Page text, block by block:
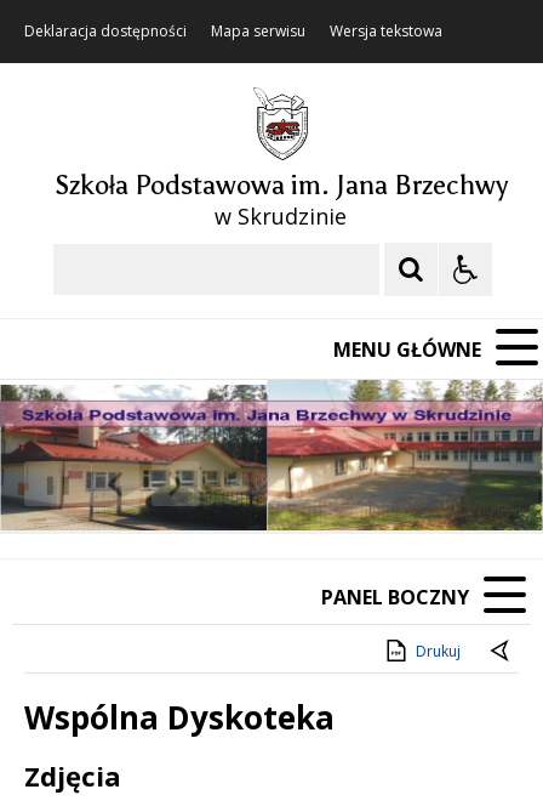
Deklaracja dostępności Mapa serwisu Wersja tekstowa
Szkoła Podstawowa im. Jana Brzechwy
w Skrudzinie
MENU GŁÓWNE
Poprzedni Element
Następny Element
❚❚
PANEL BOCZNY
Drukuj
Wspólna Dyskoteka
Treść
Zdjęcia